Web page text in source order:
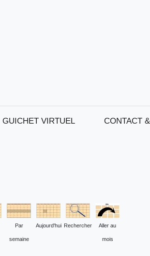
GUICHET VIRTUEL CONTACT
Par
semaine
Aujourd'hui Rechercher Aller au
mois